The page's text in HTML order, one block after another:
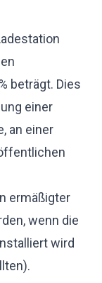
beträgt. Dies
einer
an einer
ermäßigter
wenn die
wird